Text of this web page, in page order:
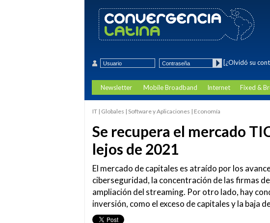
[¿Olvidó su
Newsletter Mobile Broadband Internet Fixed &
IT | Globales | Software y Aplicaciones | Economía
Se recupera el mercado
lejos de 2021
El mercado de capitales es atraído por los
ciberseguridad, la concentración de las firmas
ampliación del streaming. Por otro lado, hay
inversión, como el exceso de capitales y la baja